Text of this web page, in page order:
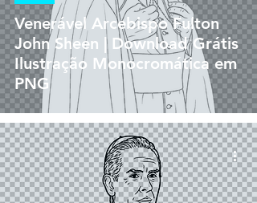
Venerável Arcebispo Fulton
John Sheen | Download Grátis
Ilustração Monocromática em
PNG